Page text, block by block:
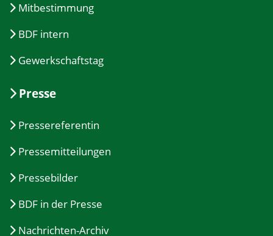
Mitbestimmung
BDF intern
Gewerkschaftstag
Presse
Pressereferentin
Pressemitteilungen
Pressebilder
BDF in der Presse
Nachrichten-Archiv